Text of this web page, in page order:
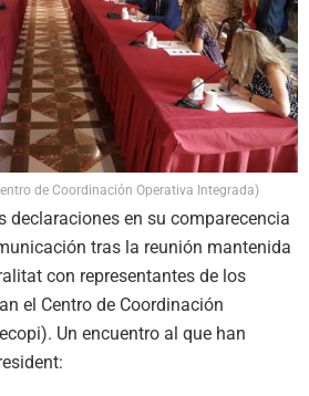
de Coordinación Operativa Integrada)
declaraciones en su comparecencia
tras la reunión mantenida
con representantes de los
el Centro de Coordinación
Un encuentro al que han